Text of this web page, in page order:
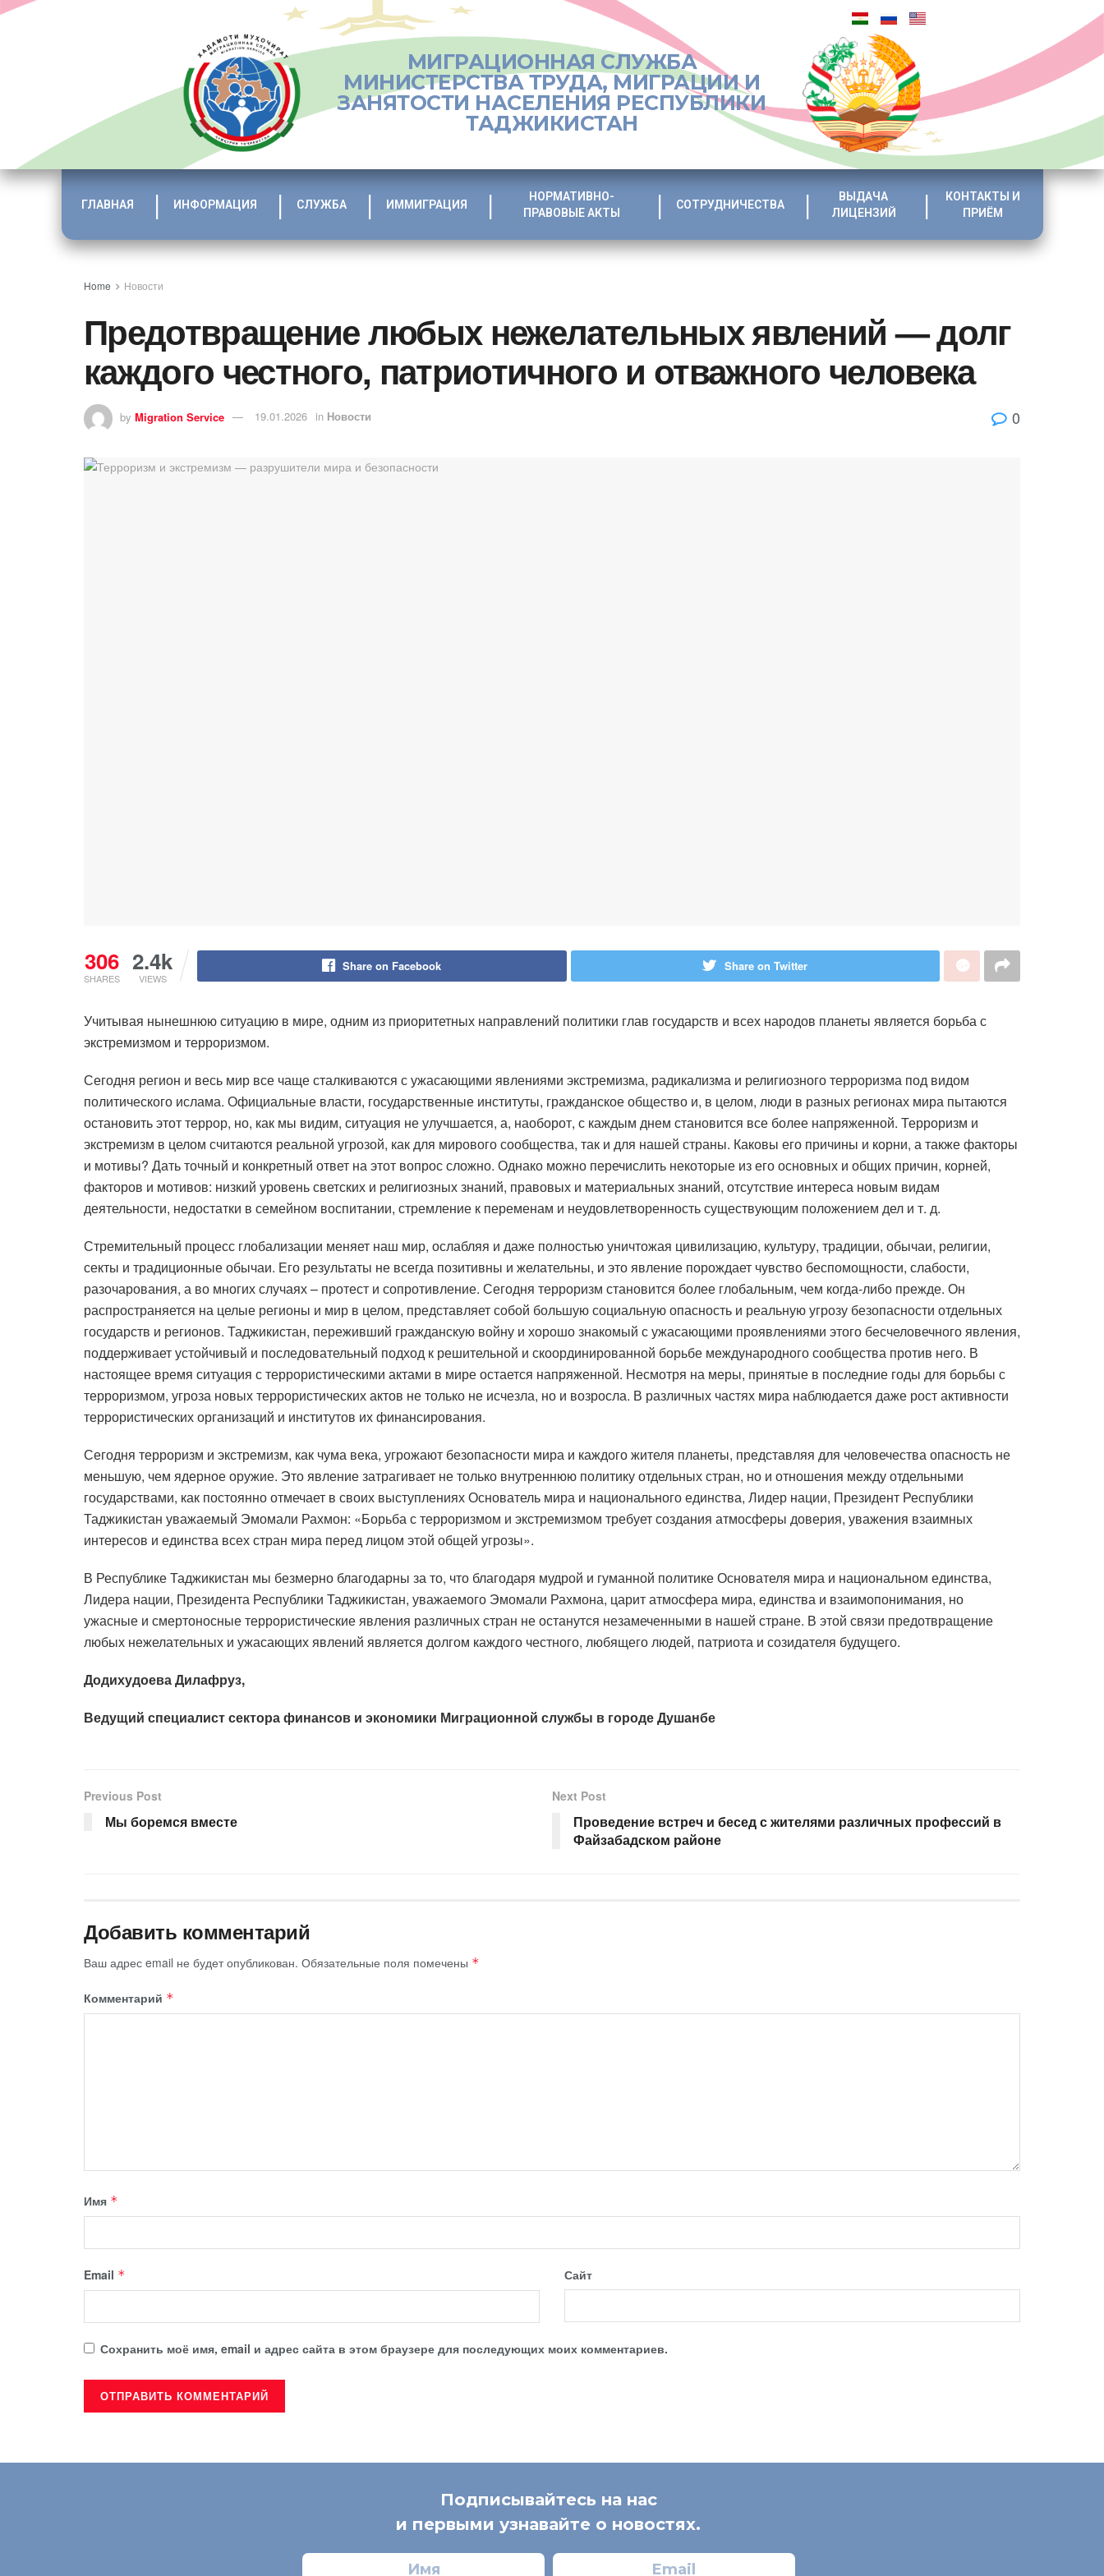
МИГРАЦИОННАЯ СЛУЖБА
МИНИСТЕРСТВА ТРУДА, МИГРАЦИИ И
ЗАНЯТОСТИ НАСЕЛЕНИЯ РЕСПУБЛИКИ
ТАДЖИКИСТАН
ГЛАВНАЯ ИНФОРМАЦИЯ СЛУЖБА ИММИГРАЦИЯ
НОРМАТИВНО-
ПРАВОВЫЕ АКТЫ
СОТРУДНИЧЕСТВА
ВЫДАЧА
ЛИЦЕНЗИЙ
КОНТАКТЫ И
ПРИЁМ
Home Новости
Предотвращение любых нежелательных явлений — долг
каждого честного, патриотичного и отважного человека
by Migration Service 19.01.2026 in Новости 0
306
SHARES
2.4k
VIEWS
Share on Facebook Share on Twitter
Учитывая нынешнюю ситуацию в мире, одним из приоритетных направлений политики глав государств и всех народов планеты является борьба с
экстремизмом и терроризмом.
Сегодня регион и весь мир все чаще сталкиваются с ужасающими явлениями экстремизма, радикализма и религиозного терроризма под видом
политического ислама. Официальные власти, государственные институты, гражданское общество и, в целом, люди в разных регионах мира пытаются
остановить этот террор, но, как мы видим, ситуация не улучшается, а, наоборот, с каждым днем ​​становится все более напряженной. Терроризм и
экстремизм в целом считаются реальной угрозой, как для мирового сообщества, так и для нашей страны. Каковы его причины и корни, а также факторы
и мотивы? Дать точный и конкретный ответ на этот вопрос сложно. Однако можно перечислить некоторые из его основных и общих причин, корней,
факторов и мотивов: низкий уровень светских и религиозных знаний, правовых и материальных знаний, отсутствие интереса новым видам
деятельности, недостатки в семейном воспитании, стремление к переменам и неудовлетворенность существующим положением дел и т. д.
Стремительный процесс глобализации меняет наш мир, ослабляя и даже полностью уничтожая цивилизацию, культуру, традиции, обычаи, религии,
секты и традиционные обычаи. Его результаты не всегда позитивны и желательны, и это явление порождает чувство беспомощности, слабости,
разочарования, а во многих случаях – протест и сопротивление. Сегодня терроризм становится более глобальным, чем когда-либо прежде. Он
распространяется на целые регионы и мир в целом, представляет собой большую социальную опасность и реальную угрозу безопасности отдельных
государств и регионов. Таджикистан, переживший гражданскую войну и хорошо знакомый с ужасающими проявлениями этого бесчеловечного явления,
поддерживает устойчивый и последовательный подход к решительной и скоординированной борьбе международного сообщества против него. В
настоящее время ситуация с террористическими актами в мире остается напряженной. Несмотря на меры, принятые в последние годы для борьбы с
терроризмом, угроза новых террористических актов не только не исчезла, но и возросла. В различных частях мира наблюдается даже рост активности
террористических организаций и институтов их финансирования.
Сегодня терроризм и экстремизм, как чума века, угрожают безопасности мира и каждого жителя планеты, представляя для человечества опасность не
меньшую, чем ядерное оружие. Это явление затрагивает не только внутреннюю политику отдельных стран, но и отношения между отдельными
государствами, как постоянно отмечает в своих выступлениях Основатель мира и национального единства, Лидер нации, Президент Республики
Таджикистан уважаемый Эмомали Рахмон: «Борьба с терроризмом и экстремизмом требует создания атмосферы доверия, уважения взаимных
интересов и единства всех стран мира перед лицом этой общей угрозы».
В Республике Таджикистан мы безмерно благодарны за то, что благодаря мудрой и гуманной политике Основателя мира и национальном единства,
Лидера нации, Президента Республики Таджикистан, уважаемого Эмомали Рахмона, царит атмосфера мира, единства и взаимопонимания, но
ужасные и смертоносные террористические явления различных стран не останутся незамеченными в нашей стране. В этой связи предотвращение
любых нежелательных и ужасающих явлений является долгом каждого честного, любящего людей, патриота и созидателя будущего.
Додихудоева Дилафруз,
Ведущий специалист сектора финансов и экономики Миграционной службы в городе Душанбе
Previous Post
Мы боремся вместе
Next Post
Проведение встреч и бесед с жителями различных профессий в
Файзабадском районе
Добавить комментарий
Ваш адрес email не будет опубликован. Обязательные поля помечены *
Комментарий *
Имя *
Email * Сайт
Сохранить моё имя, email и адрес сайта в этом браузере для последующих моих комментариев.
Подписывайтесь на нас
и первыми узнавайте о новостях.